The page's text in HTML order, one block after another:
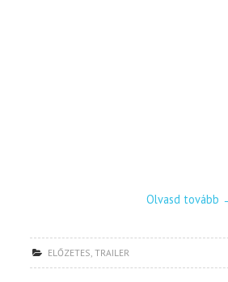
Olvasd tovább
ELŐZETES,TRAILER